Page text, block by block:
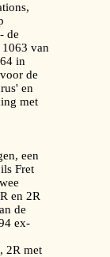
de
van
in
de
en
met
een
Fret
en 2R
de
ex-
2R met